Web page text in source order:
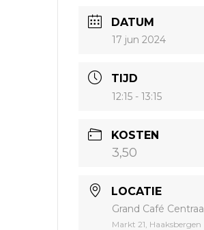
DATUM
17 jun 2024
TIJD
12:15 - 13:15
KOSTEN
3,50
LOCATIE
Grand Café
Markt 21, Haaksbergen